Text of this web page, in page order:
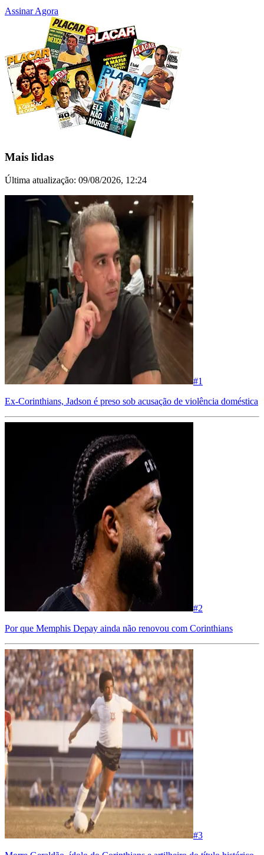
Assinar Agora
Mais lidas
Última atualização: 09/08/2026, 12:24
#1
Ex-Corinthians, Jadson é preso sob acusação de violência doméstica
#2
Por que Memphis Depay ainda não renovou com Corinthians
#3